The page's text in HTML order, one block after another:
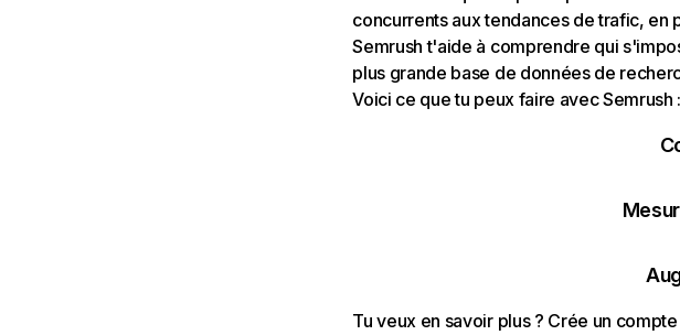
concurrents aux tendances de trafic, en
Semrush t'aide à comprendre qui
plus grande base de données de
Voici ce que tu peux faire avec Semrush
Tu veux en savoir plus ? Crée un